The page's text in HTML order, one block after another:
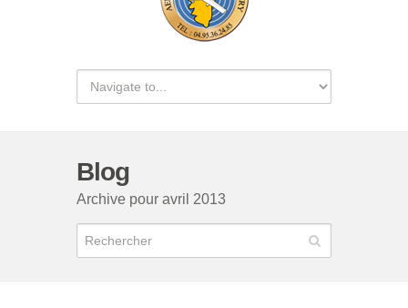
Blog
Archive pour avril 2013